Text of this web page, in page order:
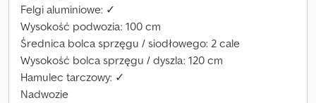
Felgi aluminiowe: ✓
Wysokość podwozia: 100 cm
Średnica bolca sprzęgu / siodłowego: 2 cale
Wysokość bolca sprzęgu / dyszla: 120 cm
Hamulec tarczowy: ✓
Nadwozie